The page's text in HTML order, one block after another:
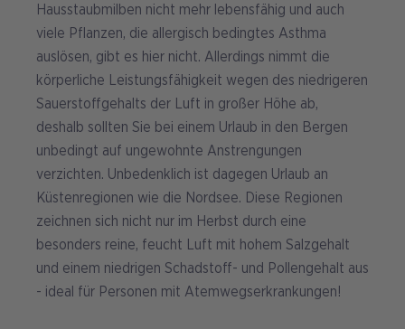
Hausstaubmilben nicht mehr lebensfähig und auch
viele Pflanzen, die allergisch bedingtes Asthma
auslösen, gibt es hier nicht. Allerdings nimmt die
körperliche Leistungsfähigkeit wegen des niedrigeren
Sauerstoffgehalts der Luft in großer Höhe ab,
deshalb sollten Sie bei einem Urlaub in den Bergen
unbedingt auf ungewohnte Anstrengungen
verzichten. Unbedenklich ist dagegen Urlaub an
Küstenregionen wie die Nordsee. Diese Regionen
zeichnen sich nicht nur im Herbst durch eine
besonders reine, feucht Luft mit hohem Salzgehalt
und einem niedrigen Schadstoff- und Pollengehalt aus
- ideal für Personen mit Atemwegserkrankungen!